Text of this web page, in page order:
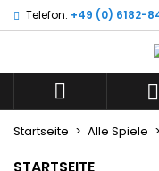
Telefon: +49 (0) 6182-
 
Startseite Alle Spiele
((title))
((label))
Anmelden
Sie müssen
Wunschliste